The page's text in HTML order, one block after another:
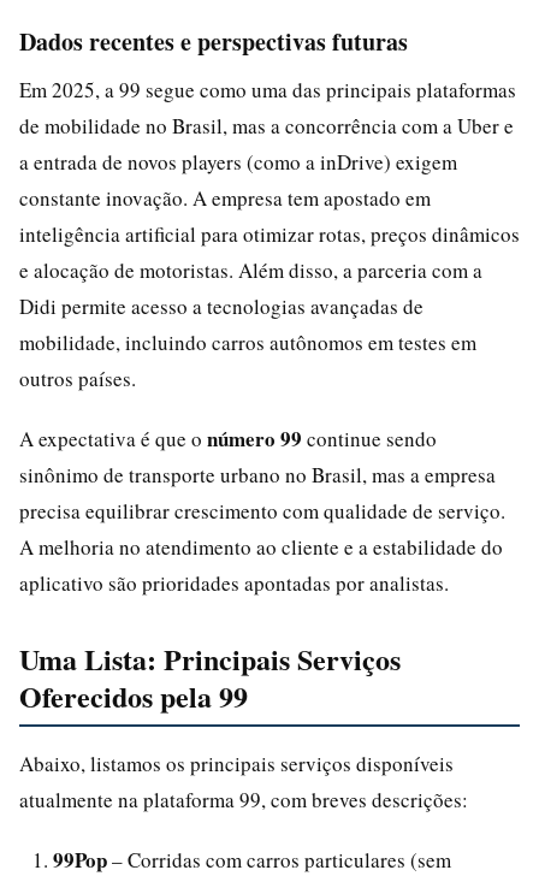
Dados recentes e perspectivas futuras
Em 2025, a 99 segue como uma das principais plataformas
de mobilidade no Brasil, mas a concorrência com a Uber e
a entrada de novos players (como a inDrive) exigem
constante inovação. A empresa tem apostado em
inteligência artificial para otimizar rotas, preços dinâmicos
e alocação de motoristas. Além disso, a parceria com a
Didi permite acesso a tecnologias avançadas de
mobilidade, incluindo carros autônomos em testes em
outros países.
A expectativa é que o número 99 continue sendo
sinônimo de transporte urbano no Brasil, mas a empresa
precisa equilibrar crescimento com qualidade de serviço.
A melhoria no atendimento ao cliente e a estabilidade do
aplicativo são prioridades apontadas por analistas.
Uma Lista: Principais Serviços
Oferecidos pela 99
Abaixo, listamos os principais serviços disponíveis
atualmente na plataforma 99, com breves descrições:
99Pop– Corridas com carros particulares (sem